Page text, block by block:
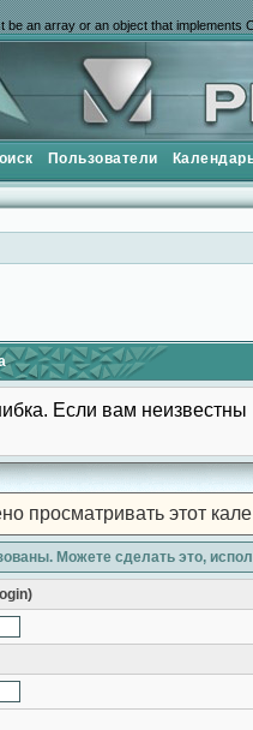
be an array or an object that implements
Пользователи
Если вам
просматривать этот
Можете сделать это,